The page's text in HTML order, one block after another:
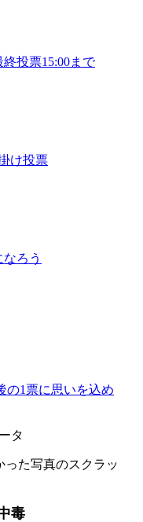
投票15:00まで
け投票
ろう
の1票に思いを込め
タ
った写真のスクラッ
毒